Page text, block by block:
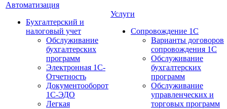
Автоматизация
Бухгалтерский и
налоговый учет
Обслуживание
бухгалтерских
программ
Электронная 1С-
Отчетность
Документооборот
1С-ЭДО
Легкая
Услуги
Сопровождение 1С
Варианты договоров
сопровождения 1С
Обслуживание
бухгалтерских
программ
Обслуживание
управленческих и
торговых программ